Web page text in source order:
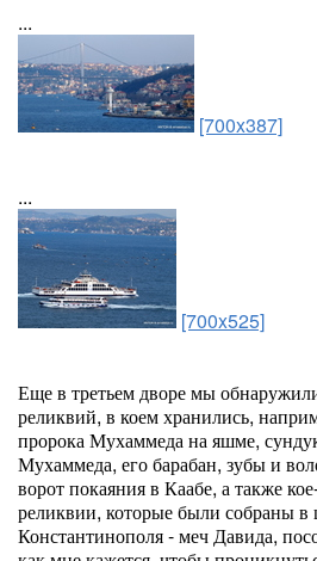
...
[700x387]
...
[700x525]
Еще в третьем дворе мы
реликвий, в коем хранились,
пророка Мухаммеда на яшме,
Мухаммеда, его барабан, зубы и
ворот покаяния в Каабе, а также
реликвии, которые были собраны в
Константинополя - меч Давида,